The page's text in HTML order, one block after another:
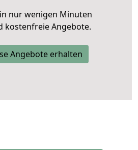
in nur wenigen Minuten
kostenfreie Angebote.
Angebote erhalten